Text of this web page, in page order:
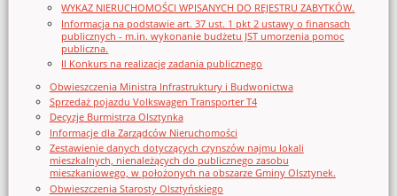
WYKAZ NIERUCHOMOŚCI WPISANYCH DO REJESTRU ZABYTKÓW.
Informacja na podstawie art. 37 ust. 1 pkt 2 ustawy o finansach
publicznych - m.in. wykonanie budżetu JST umorzenia pomoc
publiczna.
II Konkurs na realizację zadania publicznego
Obwieszczenia Ministra Infrastruktury i Budwonictwa
Sprzedaż pojazdu Volkswagen Transporter T4
Decyzje Burmistrza Olsztynka
Informacje dla Zarządców Nieruchomości
Zestawienie danych dotyczących czynszów najmu lokali
mieszkalnych, nienależących do publicznego zasobu
mieszkaniowego, w położonych na obszarze Gminy Olsztynek.
Obwieszczenia Starosty Olsztyńskiego